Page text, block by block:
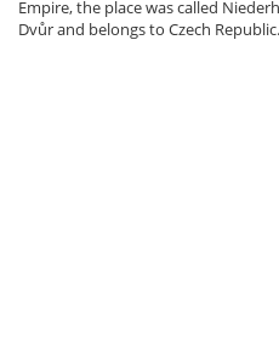
Empire, the place was called
Dvůr and belongs to Czech Republic.